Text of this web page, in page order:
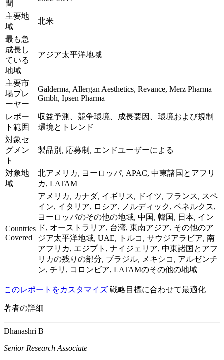
間
主要地
域
北米
最も急
成長し
ている
地域
アジア太平洋地域
主要市
場プレ
ーヤー
Galderma, Allergan Aesthetics, Revance, Merz Pharma
Gmbh, Ipsen Pharma
レポー
ト範囲
収益予測、競争環境、成長要因、環境および規制
環境とトレンド
対象セ
グメン
ト
製品別, 応募制, エンドユーザーによる
対象地
域
北アメリカ, ヨーロッパ, APAC, 中東諸国とアフリ
カ, LATAM
Countries
Covered
アメリカ, カナダ, イギリス, ドイツ, フランス, スペ
イン, イタリア, ロシア, ノルディック, ベネルクス,
ヨーロッパのその他の地域, 中国, 韓国, 日本, イン
ド, オーストラリア, 台湾, 東南アジア, その他のア
ジア太平洋地域, UAE, トルコ, サウジアラビア, 南
アフリカ, エジプト, ナイジェリア, 中東諸国とアフ
リカの残りの部分, ブラジル, メキシコ, アルゼンチ
ン, チリ, コロンビア, LATAMのその他の地域
このレポートをカスタマイズ 戦略目標に合わせて最適化
著者の詳細
Dhanashri B
Senior Research Associate